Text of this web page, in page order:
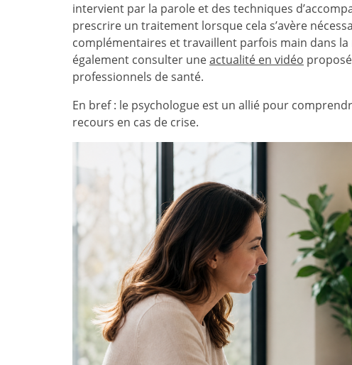
intervient par la parole et des techniques
prescrire un traitement lorsque cela s’avère
complémentaires et travaillent parfois main dans
également consulter uneactualité en vidéo
professionnels de santé.
En bref : le psychologue est un allié pour
recours en cas de crise.